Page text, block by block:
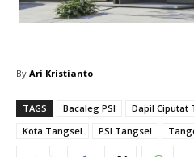
By Ari Kristianto
TAGS Bacaleg PSI Dapil Ciputat
Kota Tangsel
PSI Tangsel